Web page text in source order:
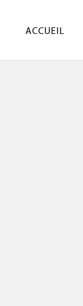
ACCUEIL